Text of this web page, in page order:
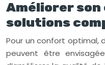
Améliorer
solutions
Pour un confort optimal,
peuvent être